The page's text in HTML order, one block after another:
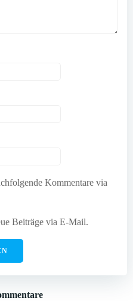
Kommentare via
Beiträge via E-Mail.